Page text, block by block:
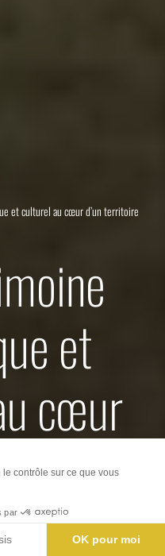
Billetterie
et culturel au cœur d’un territoire
et
cœur